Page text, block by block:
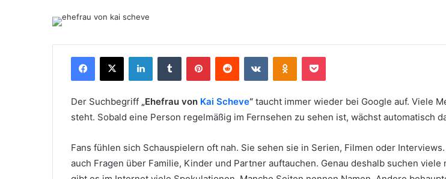
Facebook
X LinkedInTumblr PinterestReddit VKontakteOdnoklassniki
Pocket
Der Suchbegriff „Ehefrau von Kai Scheve“ taucht immer wieder bei Google auf. Viele
steht. Sobald eine Person regelmäßig im Fernsehen zu sehen ist, wächst automatisch
Fans fühlen sich Schauspielern oft nah. Sie sehen sie in Serien, Filmen oder
auch Fragen über Familie, Kinder und Partner auftauchen. Genau deshalb suchen